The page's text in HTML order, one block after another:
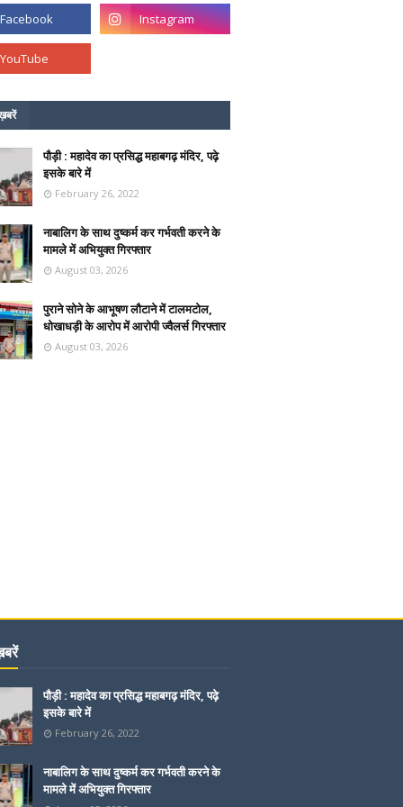
पौड़ी : महादेव का प्रसिद्ध महाबगढ़ मंदिर, पढ़े
इसके बारे में
February 26, 2022
नाबालिग के साथ दुष्कर्म कर गर्भवती करने के
मामले में अभियुक्त गिरफ्तार
August 03, 2026
पुराने सोने के आभूषण लौटाने में टालमटोल,
धोखाधड़ी के आरोप में आरोपी ज्वैलर्स गिरफ्तार
August 03, 2026
पौड़ी : महादेव का प्रसिद्ध महाबगढ़ मंदिर, पढ़े
इसके बारे में
February 26, 2022
नाबालिग के साथ दुष्कर्म कर गर्भवती करने के
मामले में अभियुक्त गिरफ्तार